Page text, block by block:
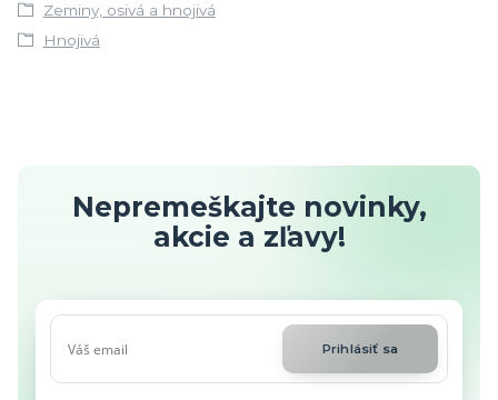
Zeminy, osivá a hnojivá
Hnojivá
Nepremeškajte novinky,
akcie a zľavy!
Prihlásiť sa